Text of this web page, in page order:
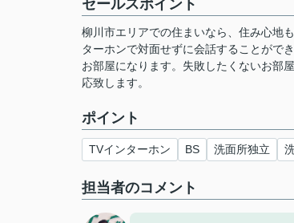
セールスポイント
柳川市エリアでの住まいなら、住み心地
ターホンで対面せずに会話することがで
お部屋になります。失敗したくないお部
応致します。
ポイント
TVインターホン BS 洗面所独立
担当者のコメント